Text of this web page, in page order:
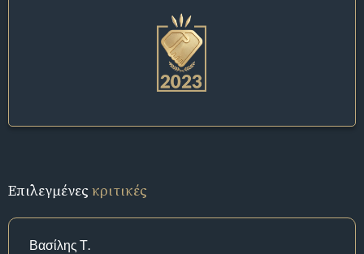
Επιλεγμένεςκριτικές
Βασίλης Τ.